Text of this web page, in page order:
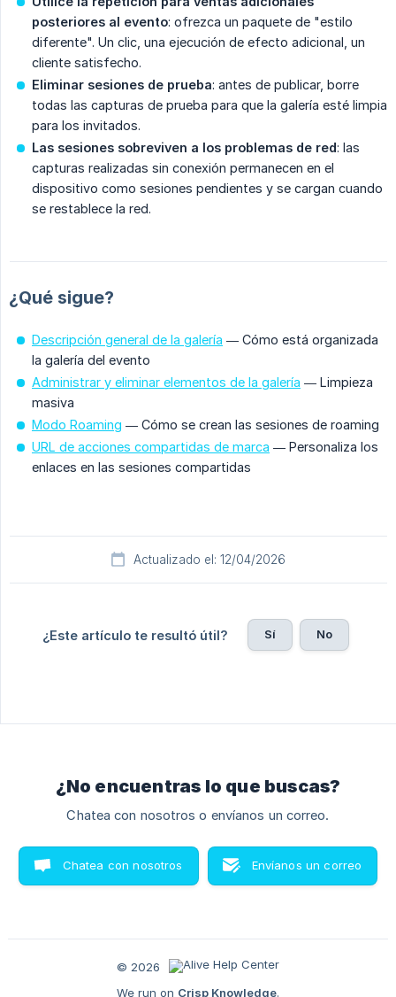
posteriores al evento: ofrezca un paquete de "estilo
diferente". Un clic, una ejecución de efecto adicional, un
cliente satisfecho.
Eliminar sesiones de prueba: antes de publicar, borre
todas las capturas de prueba para que la galería esté limpia
para los invitados.
Las sesiones sobreviven a los problemas de red: las
capturas realizadas sin conexión permanecen en el
dispositivo como sesiones pendientes y se cargan cuando
se restablece la red.
¿Qué sigue?
Descripción general de la galería — Cómo está organizada
la galería del evento
Administrar y eliminar elementos de la galería — Limpieza
masiva
Modo Roaming — Cómo se crean las sesiones de roaming
URL de acciones compartidas de marca — Personaliza los
enlaces en las sesiones compartidas
Actualizado el: 12/04/2026
¿Este artículo te resultó útil? Sí No
¿No encuentras lo que buscas?
Chatea con nosotros o envíanos un correo.
Chatea con nosotros Envíanos un correo
© 2026
We run on Crisp Knowledge.